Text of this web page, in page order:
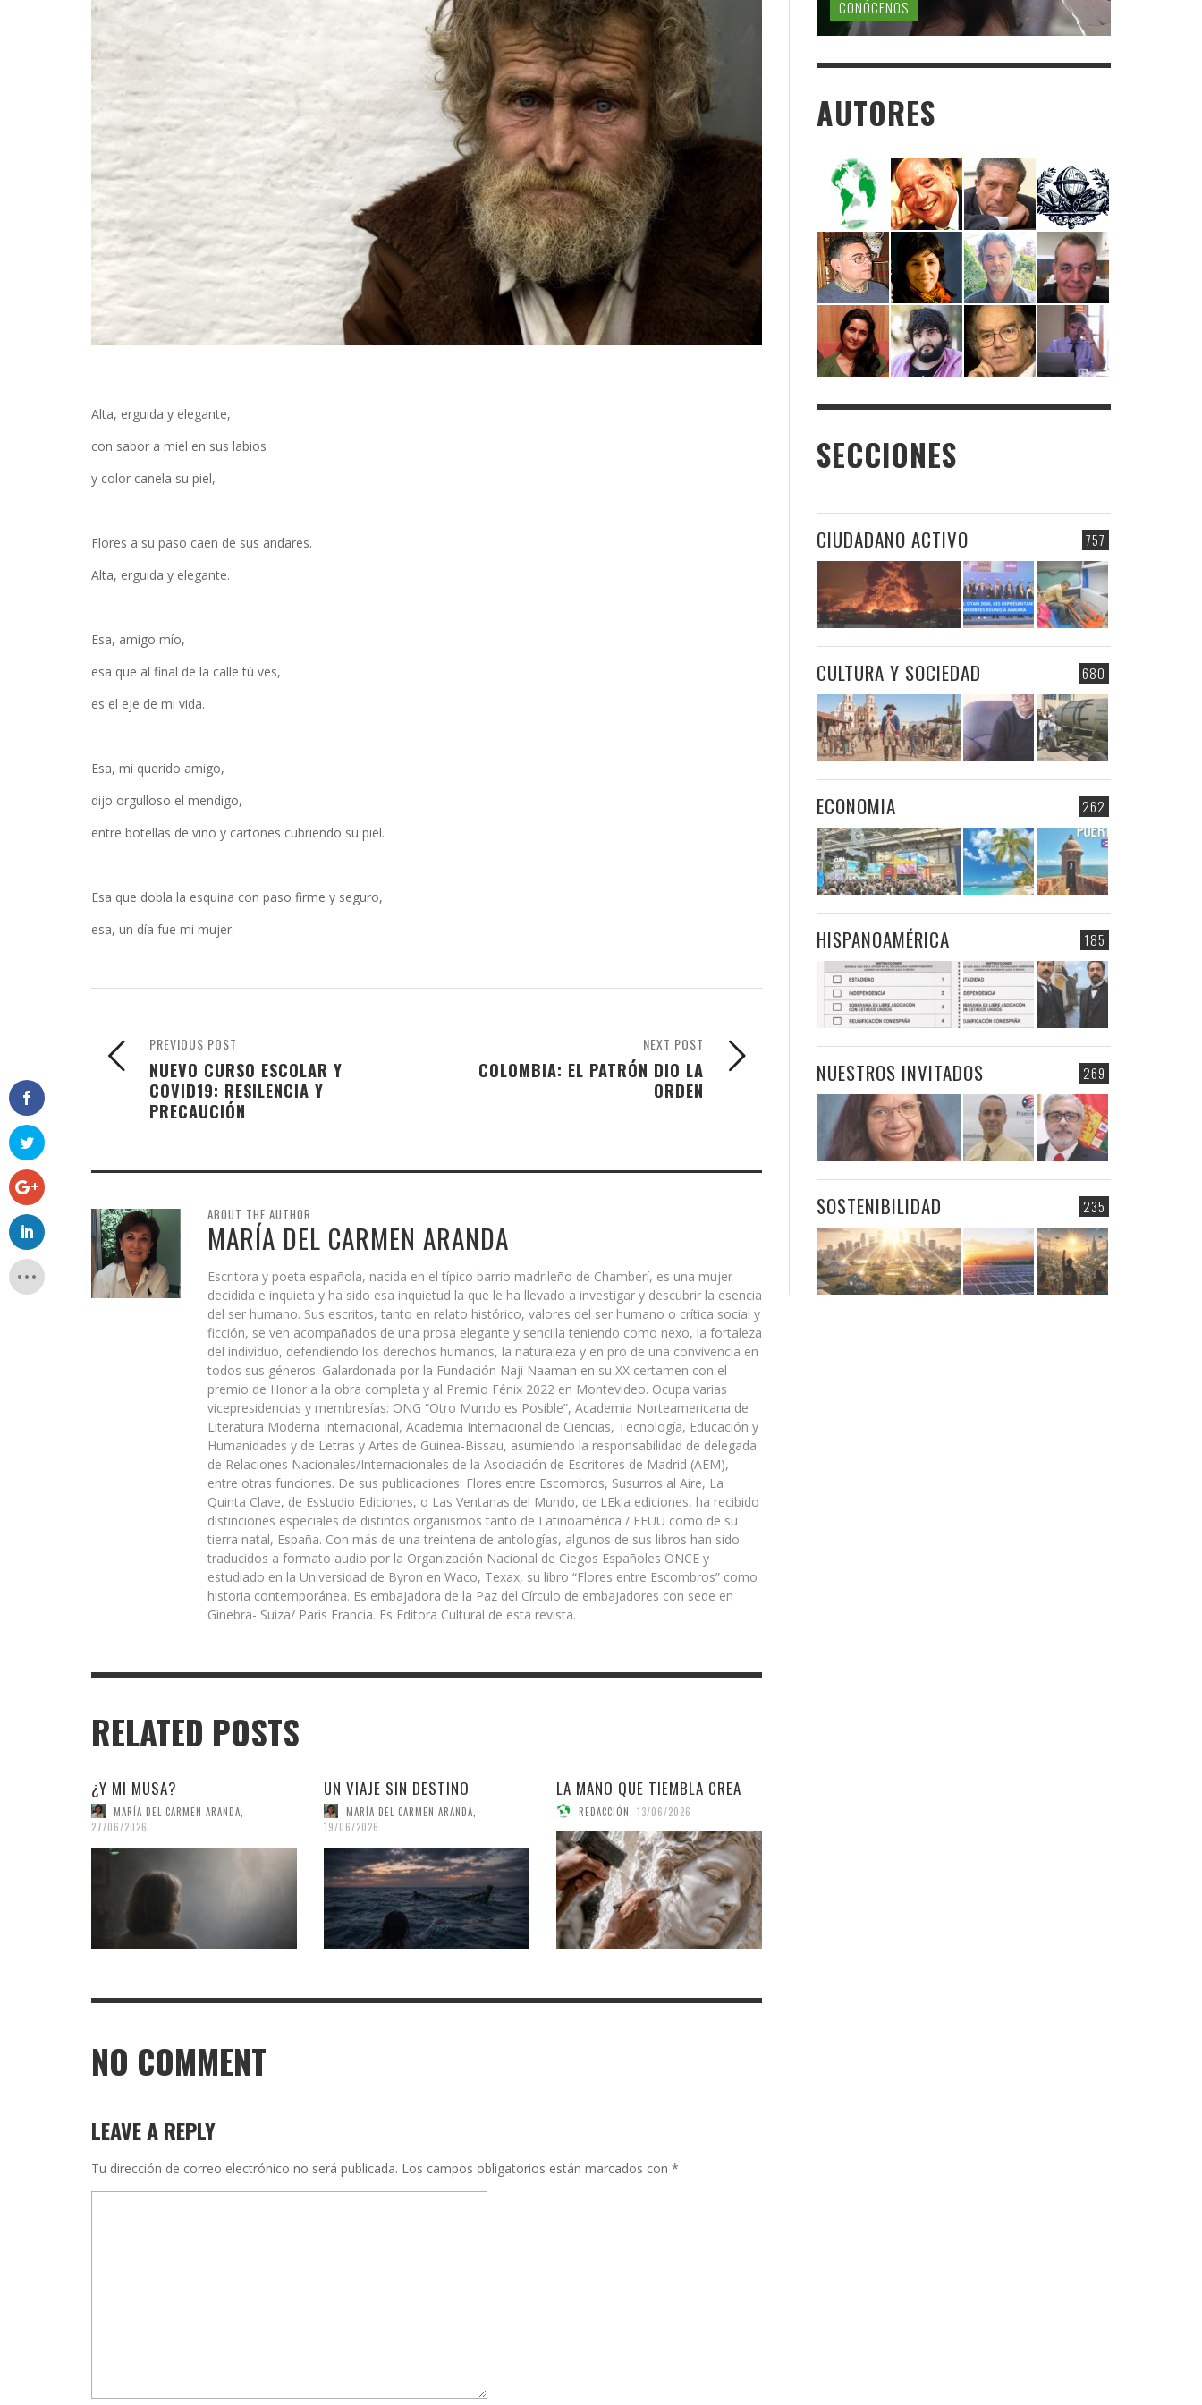
Alta, erguida y elegante,
con sabor a miel en sus labios
y color canela su piel,
Flores a su paso caen de sus andares.
Alta, erguida y elegante.
Esa, amigo mío,
esa que al final de la calle tú ves,
es el eje de mi vida.
Esa, mi querido amigo,
dijo orgulloso el mendigo,
entre botellas de vino y cartones cubriendo su piel.
Esa que dobla la esquina con paso firme y seguro,
esa, un día fue mi mujer.
NEXT POST
COLOMBIA: EL PATRÓN DIO LA
ORDEN
PREVIOUS POST
NUEVO CURSO ESCOLAR Y
COVID19: RESILENCIA Y
PRECAUCIÓN
ABOUT THE AUTHOR
MARÍA DEL CARMEN ARANDA
Escritora y poeta española, nacida en el típico barrio madrileño de Chamberí, es una mujer
decidida e inquieta y ha sido esa inquietud la que le ha llevado a investigar y descubrir la esencia
del ser humano. Sus escritos, tanto en relato histórico, valores del ser humano o crítica social y
ficción, se ven acompañados de una prosa elegante y sencilla teniendo como nexo, la fortaleza
del individuo, defendiendo los derechos humanos, la naturaleza y en pro de una convivencia en
todos sus géneros. Galardonada por la Fundación Naji Naaman en su XX certamen con el
premio de Honor a la obra completa y al Premio Fénix 2022 en Montevideo. Ocupa varias
vicepresidencias y membresías: ONG “Otro Mundo es Posible”, Academia Norteamericana de
Literatura Moderna Internacional, Academia Internacional de Ciencias, Tecnología, Educación y
Humanidades y de Letras y Artes de Guinea-Bissau, asumiendo la responsabilidad de delegada
de Relaciones Nacionales/Internacionales de la Asociación de Escritores de Madrid (AEM),
entre otras funciones. De sus publicaciones: Flores entre Escombros, Susurros al Aire, La
Quinta Clave, de Esstudio Ediciones, o Las Ventanas del Mundo, de LEkla ediciones, ha recibido
distinciones especiales de distintos organismos tanto de Latinoamérica / EEUU como de su
tierra natal, España. Con más de una treintena de antologías, algunos de sus libros han sido
traducidos a formato audio por la Organización Nacional de Ciegos Españoles ONCE y
estudiado en la Universidad de Byron en Waco, Texax, su libro “Flores entre Escombros” como
historia contemporánea. Es embajadora de la Paz del Círculo de embajadores con sede en
Ginebra- Suiza/ París Francia. Es Editora Cultural de esta revista.
RELATED POSTS
¿Y MI MUSA?
MARÍA DEL CARMEN ARANDA
27/06/2026
UN VIAJE SIN DESTINO
MARÍA DEL CARMEN ARANDA
19/06/2026
LA MANO QUE TIEMBLA CREA
REDACCIÓN 13/06/2026
NO COMMENT
LEAVE A REPLY
Tu dirección de correo electrónico no será publicada. Los campos obligatorios están marcados con *
CONÓCENOS
AUTORES
SECCIONES
757
CIUDADANO ACTIVO
680
CULTURA Y SOCIEDAD
262
ECONOMIA
185
HISPANOAMÉRICA
269
NUESTROS INVITADOS
235
SOSTENIBILIDAD